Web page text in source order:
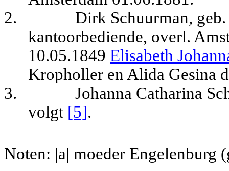
2.
Dirk Schuurman,
kantoorbediende, overl.
10.05.1849 Elisabeth
Kropholler en Alida Gesina
3.
Johanna Catharina
volgt [5].
Noten: |a| moeder Engelenburg